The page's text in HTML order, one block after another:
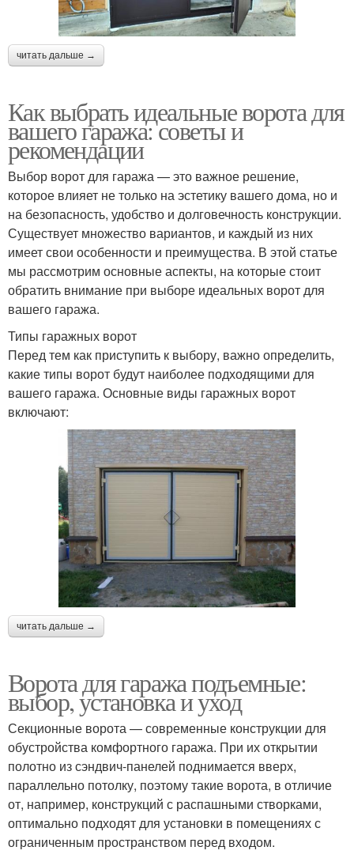
читать дальше →
Как выбрать идеальные ворота для
вашего гаража: советы и
рекомендации
Выбор ворот для гаража — это важное решение,
которое влияет не только на эстетику вашего дома, но и
на безопасность, удобство и долговечность конструкции.
Существует множество вариантов, и каждый из них
имеет свои особенности и преимущества. В этой статье
мы рассмотрим основные аспекты, на которые стоит
обратить внимание при выборе идеальных ворот для
вашего гаража.
Типы гаражных ворот
Перед тем как приступить к выбору, важно определить,
какие типы ворот будут наиболее подходящими для
вашего гаража. Основные виды гаражных ворот
включают:
читать дальше →
Ворота для гаража подъемные:
выбор, установка и уход
Секционные ворота — современные конструкции для
обустройства комфортного гаража. При их открытии
полотно из сэндвич-панелей поднимается вверх,
параллельно потолку, поэтому такие ворота, в отличие
от, например, конструкций с распашными створками,
оптимально подходят для установки в помещениях с
ограниченным пространством перед входом.